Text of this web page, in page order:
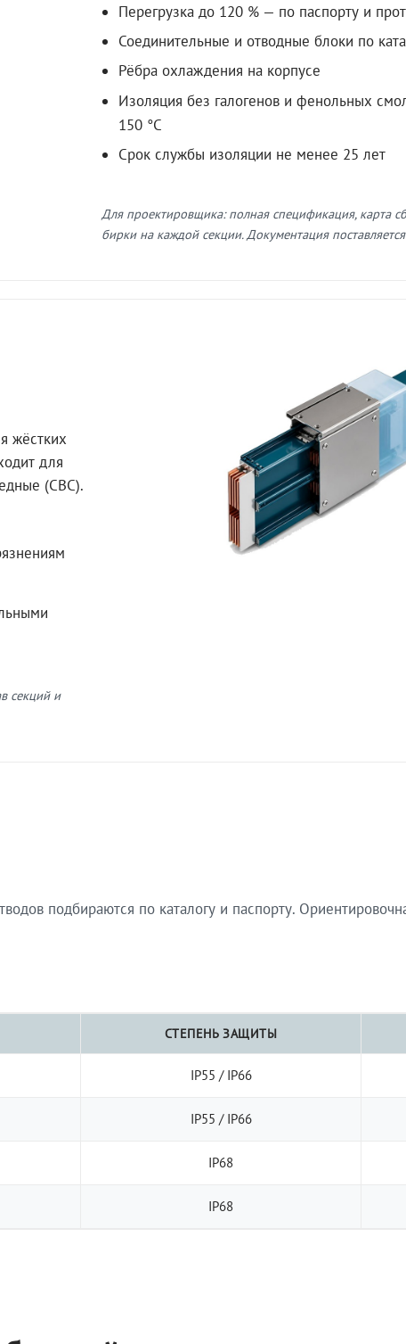
Перегрузка до 120 % — по паспорту и
Соединительные и отводные блоки по
Рёбра охлаждения на корпусе
Изоляция без галогенов и фенольных
150 °C
Срок службы изоляции не менее 25 лет
Для проектировщика: полная спецификация, карта
бирки на каждой секции. Документация
жёстких
для
(СВС).
секций и
подбираются по каталогу и паспорту.
СТЕПЕНЬ ЗАЩИТЫ
IP55 / IP66
IP55 / IP66
IP68
IP68